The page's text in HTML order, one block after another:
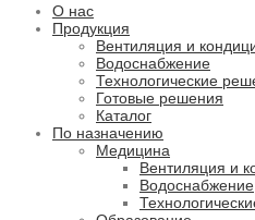
О нас
Продукция
Вентиляция и
Водоснабжение
Технологические
Готовые решения
Каталог
По назначению
Медицина
Вентиляция и
Водоснабжение